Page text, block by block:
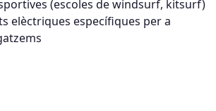
(escoles de windsurf, kitsurf)
elèctriques específiques per a